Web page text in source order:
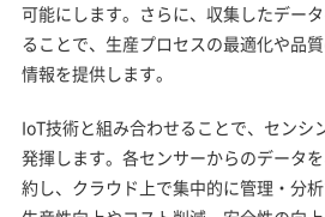
可能にします。さらに、収集したデー
ることで、生産プロセスの最適化や品
情報を提供します。
IoT技術と組み合わせることで、センシ
発揮します。各センサーからのデータ
約し、クラウド上で集中的に管理・分